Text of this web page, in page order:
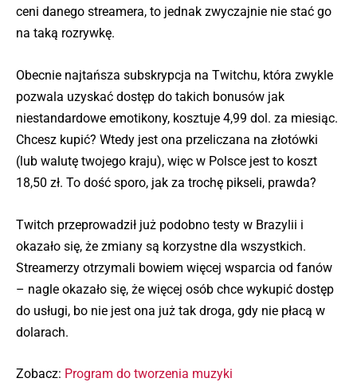
ceni danego streamera, to jednak zwyczajnie nie stać go
na taką rozrywkę.
Obecnie najtańsza subskrypcja na Twitchu, która zwykle
pozwala uzyskać dostęp do takich bonusów jak
niestandardowe emotikony, kosztuje 4,99 dol. za miesiąc.
Chcesz kupić? Wtedy jest ona przeliczana na złotówki
(lub walutę twojego kraju), więc w Polsce jest to koszt
18,50 zł. To dość sporo, jak za trochę pikseli, prawda?
Twitch przeprowadził już podobno testy w Brazylii i
okazało się, że zmiany są korzystne dla wszystkich.
Streamerzy otrzymali bowiem więcej wsparcia od fanów
– nagle okazało się, że więcej osób chce wykupić dostęp
do usługi, bo nie jest ona już tak droga, gdy nie płacą w
dolarach.
Zobacz: Program do tworzenia muzyki